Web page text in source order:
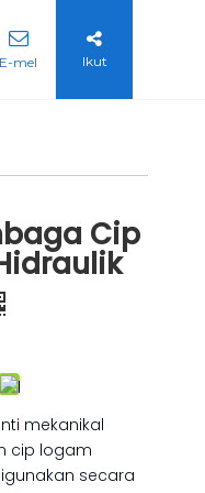
Kami
E-mel Ikut
Cip
mekanikal
cip logam
secara